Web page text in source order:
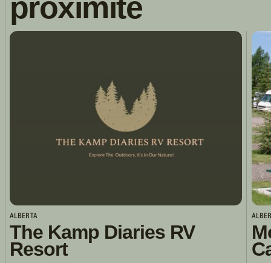
proximité
ALBERTA
The Kamp Diaries RV
Resort